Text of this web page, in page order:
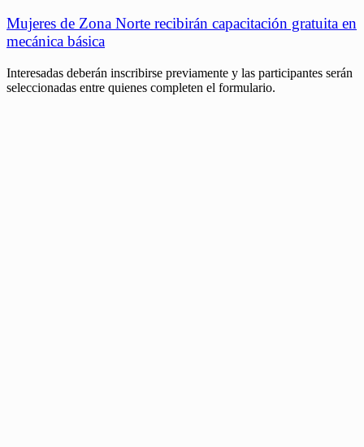
Mujeres de Zona Norte recibirán capacitación gratuita en
mecánica básica
Interesadas deberán inscribirse previamente y las participantes serán
seleccionadas entre quienes completen el formulario.